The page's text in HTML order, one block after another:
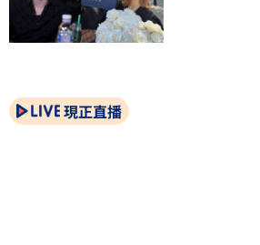
現正直播